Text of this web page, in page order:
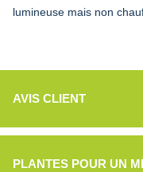
lumineuse mais non
AVIS CLIENT
PLANTES POUR UN